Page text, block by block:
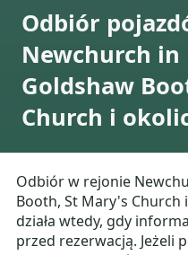
Odbiór
Newchurch in
Goldshaw
Church i
Odbiór w rejonie
Booth, St Mary's Church
działa wtedy, gdy
przed rezerwacją. Jeżeli